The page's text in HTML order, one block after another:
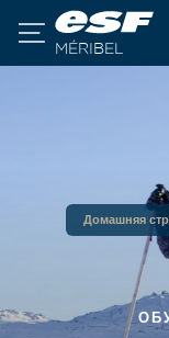
MÉRIBEL
Домашняя